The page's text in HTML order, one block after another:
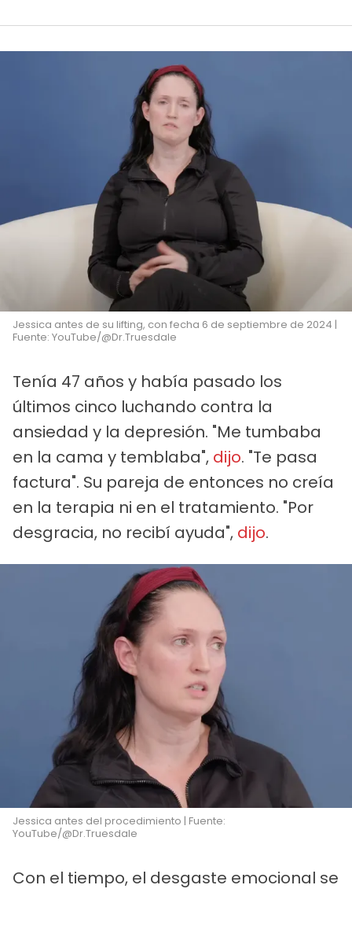
Jessica antes de su lifting, con fecha 6 de septiembre de 2024 |
Fuente: YouTube/@Dr.Truesdale
Tenía 47 años y había pasado los
últimos cinco luchando contra la
ansiedad y la depresión. "Me tumbaba
en la cama y temblaba", dijo. "Te pasa
factura". Su pareja de entonces no creía
en la terapia ni en el tratamiento. "Por
desgracia, no recibí ayuda", dijo.
Jessica antes del procedimiento | Fuente:
YouTube/@Dr.Truesdale
Con el tiempo, el desgaste emocional se